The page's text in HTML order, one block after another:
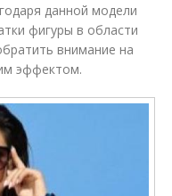
данной модели
фигуры в области
внимание на
эффектом.